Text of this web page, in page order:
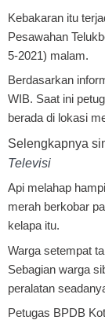
Kebakaran itu
Pesawahan
5-2021) malam.
Berdasarkan
WIB. Saat ini
berada di lokasi
Selengkapnya
Televisi
Api melahap
merah berkobar
kelapa itu.
Warga setempat
Sebagian warga
peralatan
Petugas BPDB